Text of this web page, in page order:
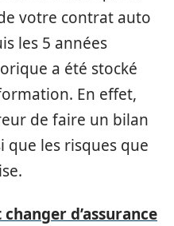
votre contrat auto
les 5 années
a été stocké
En effet,
de faire un bilan
que les risques que
d’assurance